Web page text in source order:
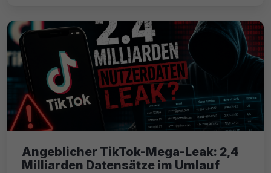
Angeblicher TikTok-Mega-Leak: 2,4
Milliarden Datensätze im Umlauf